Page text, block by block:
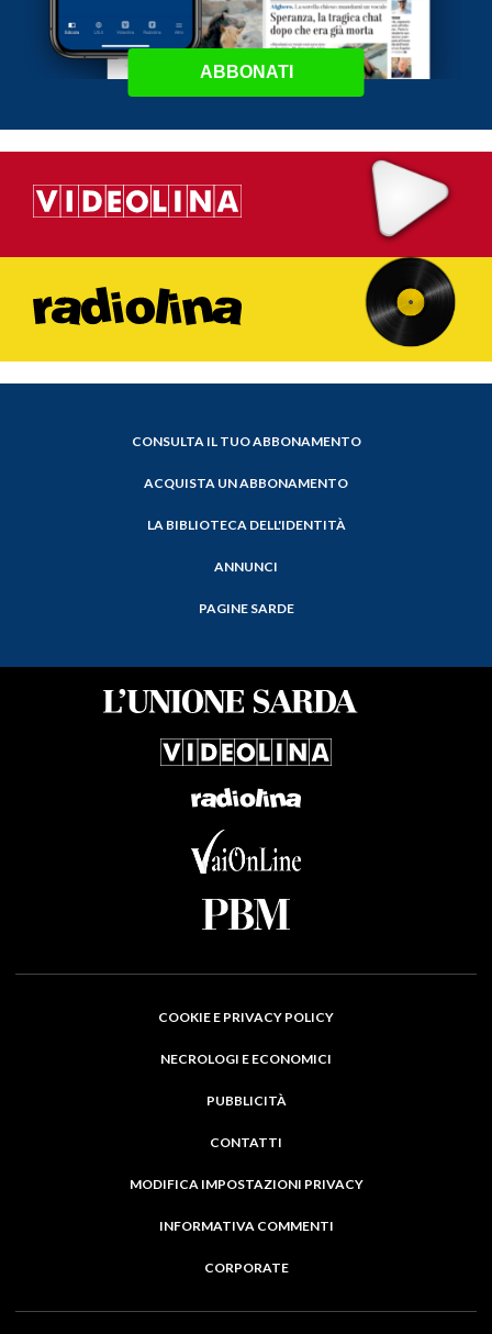
ABBONATI
CONSULTA IL TUO ABBONAMENTO
ACQUISTA UN ABBONAMENTO
LA BIBLIOTECA DELL'IDENTITÀ
ANNUNCI
PAGINE SARDE
COOKIE E PRIVACY POLICY
NECROLOGI E ECONOMICI
PUBBLICITÀ
CONTATTI
MODIFICA IMPOSTAZIONI PRIVACY
INFORMATIVA COMMENTI
CORPORATE